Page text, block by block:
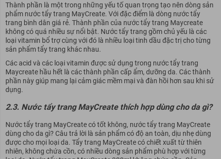
Thành phần là một trong những yếu tố quan trọng tạo nên dòng sản
phẩm nước tẩy trang MayCreate. Với đặc điểm là dòng nước tẩy
trang bình dân giá rẻ. Thành phần của nước tẩy trang Maycreate
không có quá nhiều sự nổi bật. Nước tẩy trang gồm chủ yếu là các
loại vitamin bổ trợ cùng với đó là nhiều loại tinh dầu đặc trị cho từng
sản phẩm tẩy trang khác nhau.
Các acid và các loại vitamin được sử dụng trong nước tẩy trang
Maycreate hầu hết là các thành phần cấp ẩm, dưỡng da. Các thành
phần này giúp mang lại cảm giác mềm mại và đàn hồi hơn sau khi sử
dụng.
2.3. Nước tẩy trang MayCreate thích hợp dùng cho da gì?
Nước tẩy trang MayCreate có tốt không, nước tẩy trang MayCreate
dùng cho da gì? Câu trả lời là sản phẩm có độ an toàn, dịu nhẹ dùng
được cho mọi loại da. Tẩy trang MayCreate có chiết xuất từ thiên
nhiên, không chứa cồn, có nhiều dòng sản phẩm phù hợp với từng